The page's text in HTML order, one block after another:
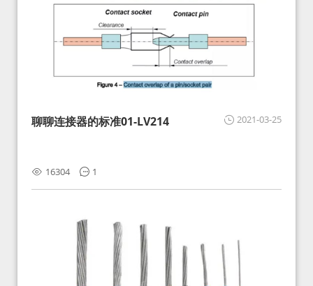
2021-03-25
聊聊连接器的标准01-LV214
16304 1